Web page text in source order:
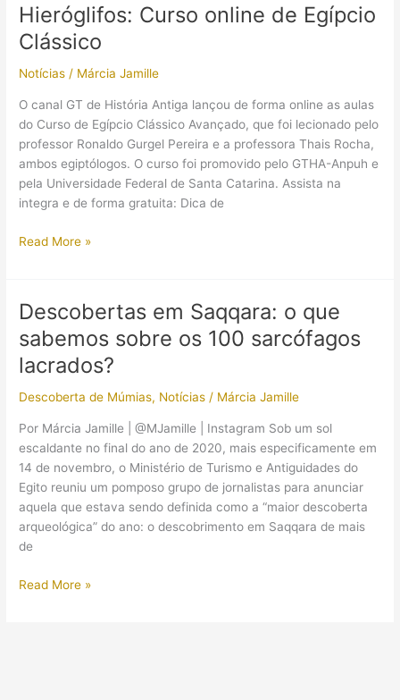
moletons
com
tema
Arqueologia
e
Egito
Antigo?
Hieróglifos: Curso online de Egípcio
Clássico
Notícias / Márcia Jamille
O canal GT de História Antiga lançou de forma online as aulas
do Curso de Egípcio Clássico Avançado, que foi lecionado pelo
professor Ronaldo Gurgel Pereira e a professora Thais Rocha,
ambos egiptólogos. O curso foi promovido pelo GTHA-Anpuh e
pela Universidade Federal de Santa Catarina. Assista na
integra e de forma gratuita: Dica de
Hieróglifos:
Egípcio
Clássico
Read More »
Descobertas em Saqqara: o que
sabemos sobre os 100 sarcófagos
lacrados?
Descoberta de Múmias, Notícias / Márcia Jamille
Por Márcia Jamille | @MJamille | Instagram Sob um sol
escaldante no final do ano de 2020, mais especificamente em
14 de novembro, o Ministério de Turismo e Antiguidades do
Egito reuniu um pomposo grupo de jornalistas para anunciar
aquela que estava sendo definida como a “maior descoberta
arqueológica” do ano: o descobrimento em Saqqara de mais
de
Descobertas
Read More »